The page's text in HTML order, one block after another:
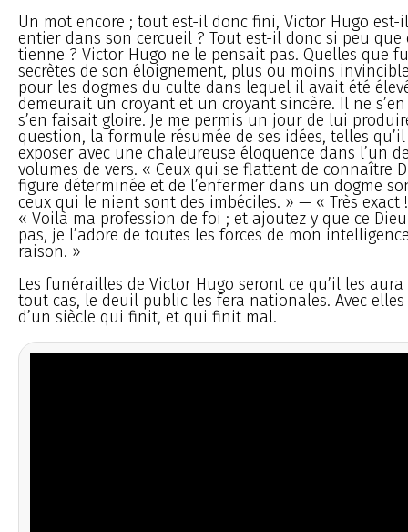
Un mot encore ; tout est-il donc fini, Victor Hugo est-
entier dans son cercueil ? Tout est-il donc si peu que
tienne ? Victor Hugo ne le pensait pas. Quelles que
secrètes de son éloignement, plus ou moins
pour les dogmes du culte dans lequel il avait été
demeurait un croyant et un croyant sincère. Il ne
s’en faisait gloire. Je me permis un jour de lui
question, la formule résumée de ses idées, telles
exposer avec une chaleureuse éloquence dans l’un
volumes de vers. « Ceux qui se flattent de connaître
figure déterminée et de l’enfermer dans un dogme
ceux qui le nient sont des imbéciles. » — « Très
« Voilà ma profession de foi ; et ajoutez y que ce
pas, je l’adore de toutes les forces de mon
raison. »
Les funérailles de Victor Hugo seront ce qu’il les
tout cas, le deuil public les fera nationales. Avec
d’un siècle qui finit, et qui finit mal.